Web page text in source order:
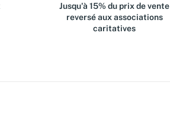
Jusqu'à 15% du prix de vente
reversé aux associations
caritatives